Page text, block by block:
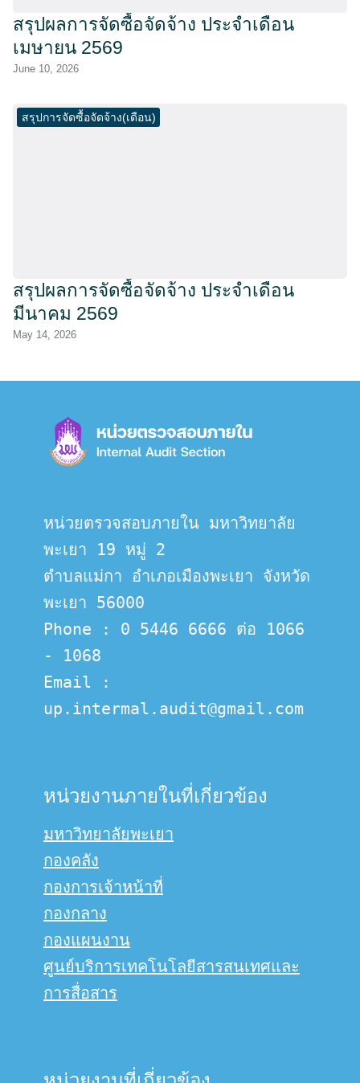
สรุปผลการจัดซื้อจัดจ้าง ประจำเดือน
เมษายน 2569
June 10, 2026
สรุปการจัดซื้อจัดจ้าง(เดือน)
สรุปผลการจัดซื้อจัดจ้าง ประจำเดือน
มีนาคม 2569
May 14, 2026
หน่วยตรวจสอบภายใน มหาวิทยาลัย
พะเยา 19 หมู่ 2
ตำบลแม่กา อำเภอเมืองพะเยา จังหวัด
พะเยา 56000
Phone : 0 5446 6666 ต่อ 1066
- 1068
Email :
up.intermal.audit@gmail.com
หน่วยงานภายในที่เกี่ยวข้อง
มหาวิทยาลัยพะเยา
กองคลัง
กองการเจ้าหน้าที่
กองกลาง
กองแผนงาน
ศูนย์บริการเทคโนโลยีสารสนเทศและ
การสื่อสาร